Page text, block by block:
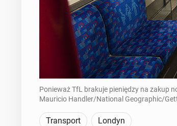
Ponieważ TfL brakuje pieniędzy na zakup
Mauricio Handler/National Geographic/
Transport Londyn